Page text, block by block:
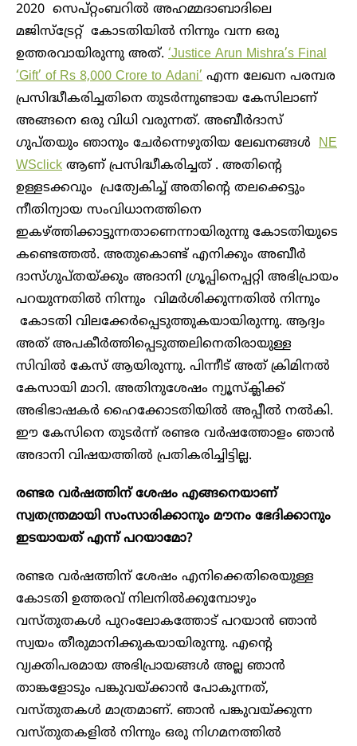
2020 സെപ്റ്റംബറിൽ അഹമ്മദാബാദിലെ
മജിസ്‌ട്രേറ്റ് കോടതിയിൽ നിന്നും വന്ന ഒരു
ഉത്തരവായിരുന്നു അത്. ‘Justice Arun Mishra’s Final
‘Gift’ of Rs 8,000 Crore to Adani’ എന്ന ലേഖന പരമ്പര
പ്രസിദ്ധീകരിച്ചതിനെ തുടർന്നുണ്ടായ കേസിലാണ്
അങ്ങനെ ഒരു വിധി വരുന്നത്. അബീർദാസ്
ഗുപ്തയും ഞാനും ചേർന്നെഴുതിയ ലേഖനങ്ങൾ NE
WSclick ആണ് പ്രസിദ്ധീകരിച്ചത് . അതിന്റെ
ഉള്ളടക്കവും പ്രത്യേകിച്ച് അതിന്റെ തലക്കെട്ടും
നീതിന്യായ സംവിധാനത്തിനെ
ഇകഴ്ത്തിക്കാട്ടുന്നതാണെന്നായിരുന്നു കോടതിയുടെ
കണ്ടെത്തൽ. അതുകൊണ്ട് എനിക്കും അബീർ
ദാസ്ഗുപ്തയ്ക്കും അദാനി ​ഗ്രൂപ്പിനെപ്പറ്റി അഭിപ്രായം
പറയുന്നതിൽ നിന്നും വിമർശിക്കുന്നതിൽ നിന്നും
കോടതി വിലക്കേർപ്പെടുത്തുകയായിരുന്നു. ആദ്യം
അത് അപകീർത്തിപ്പെടുത്തലിനെതിരായുള്ള
സിവിൽ കേസ് ആയിരുന്നു. പിന്നീട് അത് ക്രിമിനൽ
കേസായി മാറി. അതിനുശേഷം ന്യൂസ്‌ക്ലിക്ക്
അഭിഭാഷകർ ഹൈക്കോടതിയിൽ അപ്പീൽ നൽകി.
ഈ കേസിനെ തുടർന്ന് രണ്ടര വർഷത്തോളം ഞാൻ
അദാനി വിഷയത്തിൽ പ്രതികരിച്ചിട്ടില്ല.
രണ്ടര വർഷത്തിന് ശേഷം എങ്ങനെയാണ്
സ്വതന്ത്രമായി സംസാരിക്കാനും മൗനം ഭേദിക്കാനും
ഇടയായത് എന്ന് പറയാമോ?
രണ്ടര വർഷത്തിന് ശേഷം എനിക്കെതിരെയുള്ള
കോടതി ഉത്തരവ് നിലനിൽക്കുമ്പോഴും
വസ്തുതകൾ പുറംലോകത്തോട് പറയാൻ ഞാൻ
സ്വയം തീരുമാനിക്കുകയായിരുന്നു. എന്റെ
വ്യക്തിപരമായ അഭിപ്രായങ്ങൾ അല്ല ഞാൻ
താങ്കളോടും പങ്കുവയ്ക്കാൻ പോകുന്നത്,
വസ്തുതകൾ മാത്രമാണ്. ഞാൻ പങ്കുവയ്ക്കുന്ന
വസ്തുതകളിൽ നിന്നും ഒരു നിഗമനത്തിൽ